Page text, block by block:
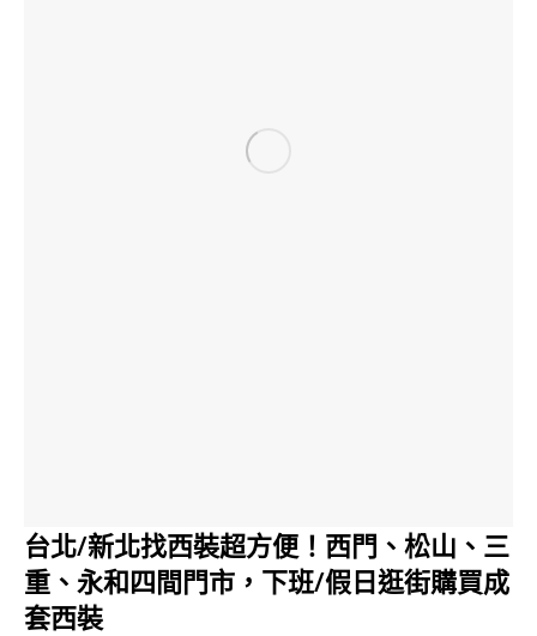
台北/新北找西裝超方便！西門、松山、三
重、永和四間門市，下班/假日逛街購買成
套西裝